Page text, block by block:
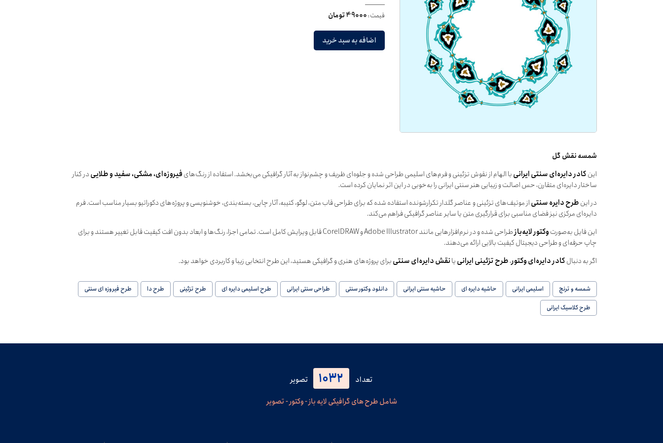
قیمت:49000 تومان
اضافه به سبد خرید
شمسه نقش گل
اینکادر دایره‌ای سنتی ایرانیبا الهام از نقوش تزئینی و فرم‌های اسلیمی طراحی شده و جلوه‌ای ظریف و چشم‌نواز به آثار گرافیکی می‌بخشد. استفاده از رنگ‌هایفیروزه‌ای، مشکی، سفید و طلاییدر کنار
ساختار دایره‌ای متقارن، حس اصالت و زیبایی هنر سنتی ایرانی را به‌خوبی در این اثر نمایان کرده است.
در اینطرح دایره سنتیاز موتیف‌های تزئینی و عناصر گلدار تکرارشونده استفاده شده که برای طراحی قاب متن، لوگو، کتیبه، آثار چاپی، بسته‌بندی، خوشنویسی و پروژه‌های دکوراتیو بسیار مناسب است. فرم
دایره‌ای مرکزی نیز فضای مناسبی برای قرارگیری متن یا سایر عناصر گرافیکی فراهم می‌کند.
این فایل به‌صورتوکتور لایه‌باز
طراحی شده و در نرم‌افزارهایی مانند Adobe Illustrator و CorelDRAW قابل ویرایش کامل است. تمامی اجزا، رنگ‌ها و ابعاد بدون افت کیفیت قابل تغییر هستند و برای
چاپ حرفه‌ای و طراحی دیجیتال کیفیت بالایی ارائه می‌دهند.
اگر به دنبالکادر دایره‌ای وکتور،طرح تزئینی ایرانییانقش دایره‌ای سنتیبرای پروژه‌های هنری و گرافیکی هستید، این طرح انتخابی زیبا و کاربردی خواهد بود.
شمسه و ترنج اسلیمی ایرانی حاشیه دایره ای حاشیه سنتی ایرانی دانلود وکتور سنتی طراحی سنتی ایرانی طرح اسلیمی دایره ای طرح تزئینی طرح دا
طرح فیروزه ای سنتی
طرح کلاسیک ایرانی
تعداد 1032
تصویر
شامل طرح های گرافیکی لایه باز - وکتور - تصویر